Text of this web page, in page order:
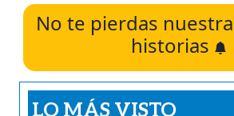
No te pierdas
historias
LO MÁS VISTO